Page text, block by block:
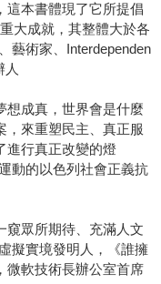
這本書體現了它所提倡
大成就，其整體大於各
藝術家、Interdependen
人
想成真，世界會是什麼
，來重塑民主、真正服
進行真正改變的燈
動的以色列社會正義抗
窺眾所期待、充滿人文
擬實境發明人，《誰擁
微軟技術長辦公室首席